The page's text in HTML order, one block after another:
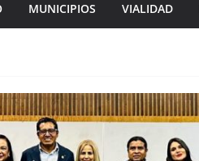
MUNICIPIOS VIALIDAD